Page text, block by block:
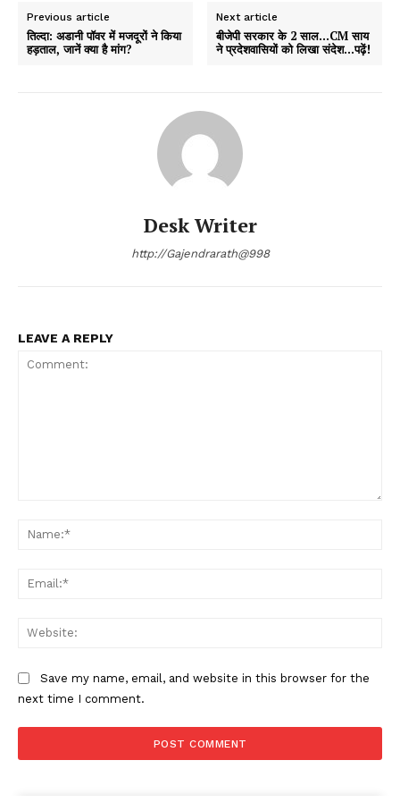
Previous article
तिल्दा: अडानी पॉवर में मजदूरों ने किया
हड़ताल, जानें क्या है मांग?
Next article
बीजेपी सरकार के 2 साल…CM साय
ने प्रदेशवासियों को लिखा संदेश…पढ़ें!
Desk Writer
http://Gajendrarath@998
LEAVE A REPLY
Save my name, email, and website in this browser for the
next time I comment.